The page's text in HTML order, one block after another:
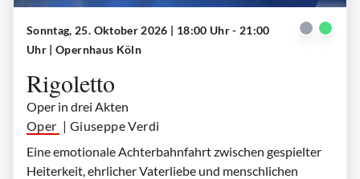
Sonntag, 25. Oktober 2026 | 18:00 Uhr - 21:00
Uhr | Opernhaus Köln
Rigoletto
Oper in drei Akten
Oper | Giuseppe Verdi
Eine emotionale Achterbahnfahrt zwischen gespielter
Heiterkeit, ehrlicher Vaterliebe und menschlichen